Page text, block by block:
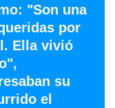
"Son una
por
Ella vivió
su
el